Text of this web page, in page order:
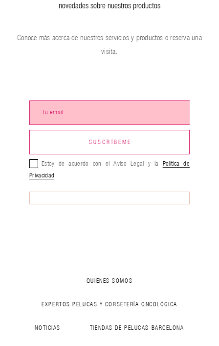
novedades sobre nuestros productos
Conoce más acerca de nuestros servicios y productos o reserva una
visita.
Estoy de acuerdo con el Aviso Legal y la Política de
Privacidad
QUIÉNES SOMOS
EXPERTOS PELUCAS Y CORSETERÍA ONCOLÓGICA
NOTICIAS TIENDAS DE PELUCAS BARCELONA